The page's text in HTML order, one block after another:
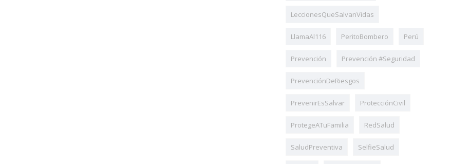
LeccionesQueSalvanVidas
LlamaAl116 PeritoBombero Perú
Prevención Prevención #Seguridad
PrevenciónDeRiesgos
PrevenirEsSalvar ProtecciónCivil
ProtegeATuFamilia RedSalud
SaludPreventiva SelfieSalud